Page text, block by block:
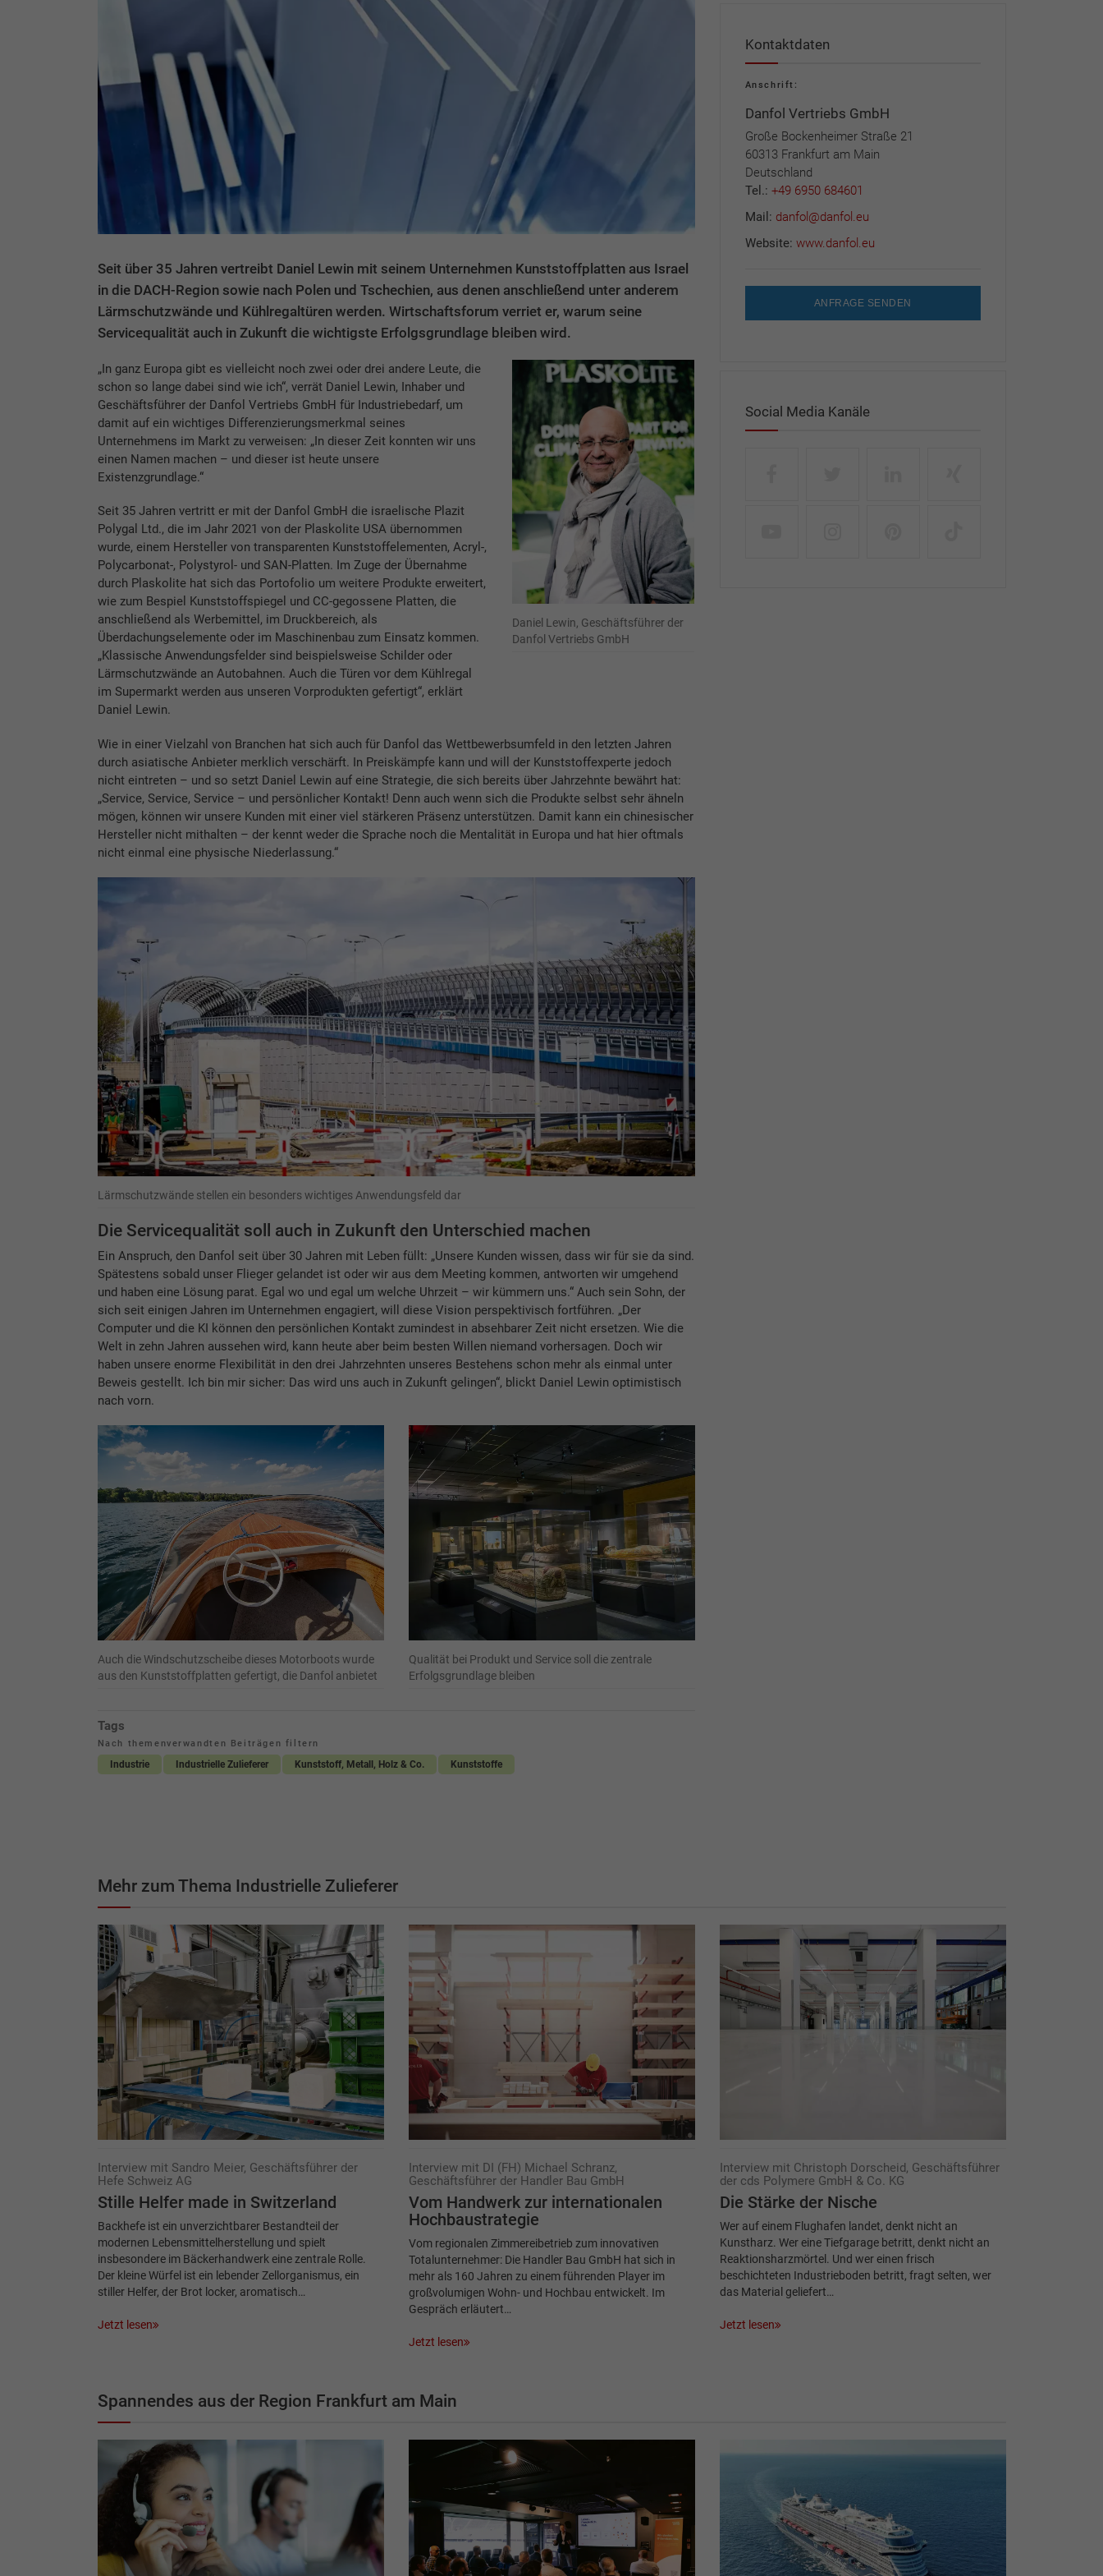
Seit über 35 Jahren vertreibt Daniel Lewin mit seinem Unternehmen Kunststoffplatten aus Israel
in die DACH-Region sowie nach Polen und Tschechien, aus denen anschließend unter anderem
Lärmschutzwände und Kühlregaltüren werden. Wirtschaftsforum verriet er, warum seine
Servicequalität auch in Zukunft die wichtigste Erfolgsgrundlage bleiben wird.
„In ganz Europa gibt es vielleicht noch zwei oder drei andere Leute, die
schon so lange dabei sind wie ich“, verrät Daniel Lewin, Inhaber und
Geschäftsführer der Danfol Vertriebs GmbH für Industriebedarf, um
damit auf ein wichtiges Differenzierungsmerkmal seines
Unternehmens im Markt zu verweisen: „In dieser Zeit konnten wir uns
einen Namen machen – und dieser ist heute unsere
Existenzgrundlage.“
Seit 35 Jahren vertritt er mit der Danfol GmbH die israelische Plazit
Polygal Ltd., die im Jahr 2021 von der Plaskolite USA übernommen
wurde, einem Hersteller von transparenten Kunststoffelementen, Acryl-,
Polycarbonat-, Polystyrol- und SAN-Platten. Im Zuge der Übernahme
durch Plaskolite hat sich das Portofolio um weitere Produkte erweitert,
wie zum Bespiel Kunststoffspiegel und CC-gegossene Platten, die
anschließend als Werbemittel, im Druckbereich, als
Überdachungselemente oder im Maschinenbau zum Einsatz kommen.
„Klassische Anwendungsfelder sind beispielsweise Schilder oder
Lärmschutzwände an Autobahnen. Auch die Türen vor dem Kühlregal
im Supermarkt werden aus unseren Vorprodukten gefertigt“, erklärt
Daniel Lewin.
Daniel Lewin, Geschäftsführer der
Danfol Vertriebs GmbH
Wie in einer Vielzahl von Branchen hat sich auch für Danfol das Wettbewerbsumfeld in den letzten Jahren
durch asiatische Anbieter merklich verschärft. In Preiskämpfe kann und will der Kunststoffexperte jedoch
nicht eintreten – und so setzt Daniel Lewin auf eine Strategie, die sich bereits über Jahrzehnte bewährt hat:
„Service, Service, Service – und persönlicher Kontakt! Denn auch wenn sich die Produkte selbst sehr ähneln
mögen, können wir unsere Kunden mit einer viel stärkeren Präsenz unterstützen. Damit kann ein chinesischer
Hersteller nicht mithalten – der kennt weder die Sprache noch die Mentalität in Europa und hat hier oftmals
nicht einmal eine physische Niederlassung.“
Lärmschutzwände stellen ein besonders wichtiges Anwendungsfeld dar
Die Servicequalität soll auch in Zukunft den Unterschied machen
Ein Anspruch, den Danfol seit über 30 Jahren mit Leben füllt: „Unsere Kunden wissen, dass wir für sie da sind.
Spätestens sobald unser Flieger gelandet ist oder wir aus dem Meeting kommen, antworten wir umgehend
und haben eine Lösung parat. Egal wo und egal um welche Uhrzeit – wir kümmern uns.“ Auch sein Sohn, der
sich seit einigen Jahren im Unternehmen engagiert, will diese Vision perspektivisch fortführen. „Der
Computer und die KI können den persönlichen Kontakt zumindest in absehbarer Zeit nicht ersetzen. Wie die
Welt in zehn Jahren aussehen wird, kann heute aber beim besten Willen niemand vorhersagen. Doch wir
haben unsere enorme Flexibilität in den drei Jahrzehnten unseres Bestehens schon mehr als einmal unter
Beweis gestellt. Ich bin mir sicher: Das wird uns auch in Zukunft gelingen“, blickt Daniel Lewin optimistisch
nach vorn.
Auch die Windschutzscheibe dieses Motorboots wurde
aus den Kunststoffplatten gefertigt, die Danfol anbietet
Qualität bei Produkt und Service soll die zentrale
Erfolgsgrundlage bleiben
Tags
Nach themenverwandten Beiträgen filtern
Industrie Industrielle Zulieferer Kunststoff, Metall, Holz & Co. Kunststoffe
Kontaktdaten
Anschrift:
Danfol Vertriebs GmbH
Große Bockenheimer Straße 21
60313 Frankfurt am Main
Deutschland
Tel.: +49 6950 684601
Mail: danfol@danfol.eu
Website: www.danfol.eu
ANFRAGE SENDEN
Social Media Kanäle
Mehr zum Thema Industrielle Zulieferer
Interview mit Sandro Meier, Geschäftsführer der
Hefe Schweiz AG
Stille Helfer made in Switzerland
Backhefe ist ein unverzichtbarer Bestandteil der
modernen Lebensmittelherstellung und spielt
insbesondere im Bäckerhandwerk eine zentrale Rolle.
Der kleine Würfel ist ein lebender Zellorganismus, ein
stiller Helfer, der Brot locker, aromatisch…
Jetzt lesen
Interview mit DI (FH) Michael Schranz,
Geschäftsführer der Handler Bau GmbH
Vom Handwerk zur inter­nationalen
Hochbaustrategie
Vom regionalen Zimmereibetrieb zum innovativen
Totalunternehmer: Die Handler Bau GmbH hat sich in
mehr als 160 Jahren zu einem führenden Player im
großvolumigen Wohn- und Hochbau entwickelt. Im
Gespräch erläutert…
Jetzt lesen
Interview mit Christoph Dorscheid, Geschäftsführer
der cds Polymere GmbH & Co. KG
Die Stärke der Nische
Wer auf einem Flughafen landet, denkt nicht an
Kunstharz. Wer eine Tiefgarage betritt, denkt nicht an
Reaktionsharzmörtel. Und wer einen frisch
beschichteten Industrieboden betritt, fragt selten, wer
das Material geliefert…
Jetzt lesen
Spannendes aus der Region Frankfurt am Main